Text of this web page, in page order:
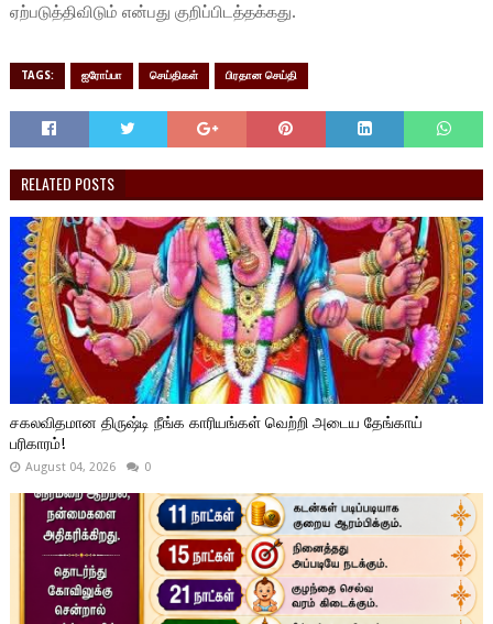
ஏற்படுத்திவிடும் என்பது குறிப்பிடத்தக்கது.
TAGS: ஐரோப்பா செய்திகள் பிரதான செய்தி
RELATED POSTS
சகலவிதமான திருஷ்டி நீங்க காரியங்கள் வெற்றி அடைய தேங்காய்
பரிகாரம்!
August 04, 2026 0